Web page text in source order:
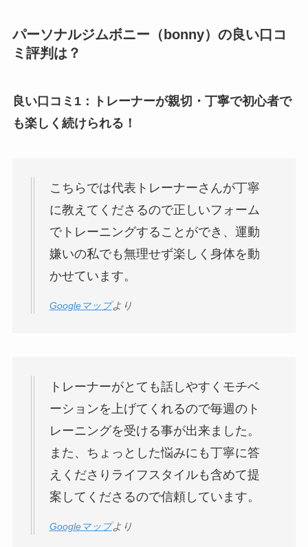
パーソナルジムボニー（bonny）の良い口コ
ミ評判は？
良い口コミ1：トレーナーが親切・丁寧で初心者で
も楽しく続けられる！
こちらでは代表トレーナーさんが丁寧
に教えてくださるので正しいフォーム
でトレーニングすることができ、運動
嫌いの私でも無理せず楽しく身体を動
かせています。
Googleマップより
トレーナーがとても話しやすくモチベ
ーションを上げてくれるので毎週のト
レーニングを受ける事が出来ました。
また、ちょっとした悩みにも丁寧に答
えくださりライフスタイルも含めて提
案してくださるので信頼しています。
Googleマップより